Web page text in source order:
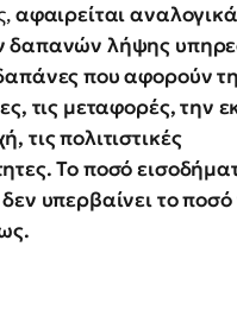
αφαιρείται
δαπανών λήψης
που αφορούν
τις μεταφορές, την
τις πολιτιστικές
Το ποσό
δεν υπερβαίνει το